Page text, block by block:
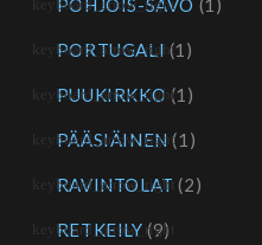
POHJOIS-SAVO (1)
PORTUGALI (1)
PUUKIRKKO (1)
PÄÄSIÄINEN (1)
RAVINTOLAT (2)
RETKEILY (9)